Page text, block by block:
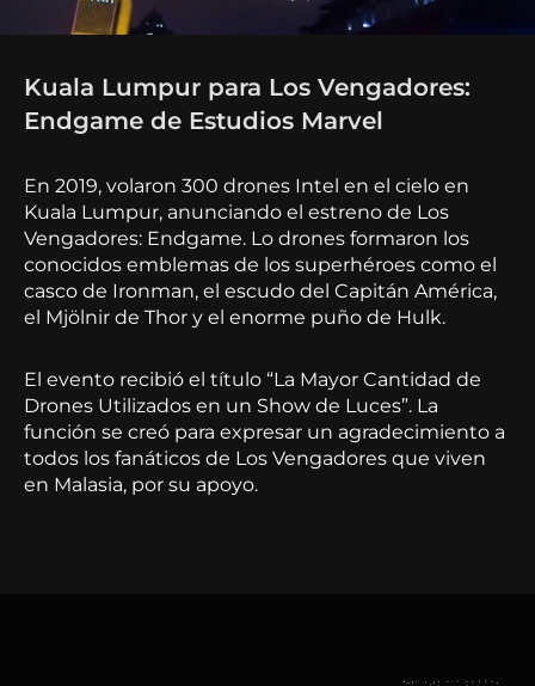
Kuala Lumpur para Los Vengadores:
Endgame de Estudios Marvel
En 2019, volaron 300 drones Intel en el cielo en
Kuala Lumpur, anunciando el estreno de Los
Vengadores: Endgame. Lo drones formaron los
conocidos emblemas de los superhéroes como el
casco de Ironman, el escudo del Capitán América,
el Mjölnir de Thor y el enorme puño de Hulk.
El evento recibió el título “La Mayor Cantidad de
Drones Utilizados en un Show de Luces”. La
función se creó para expresar un agradecimiento a
todos los fanáticos de Los Vengadores que viven
en Malasia, por su apoyo.